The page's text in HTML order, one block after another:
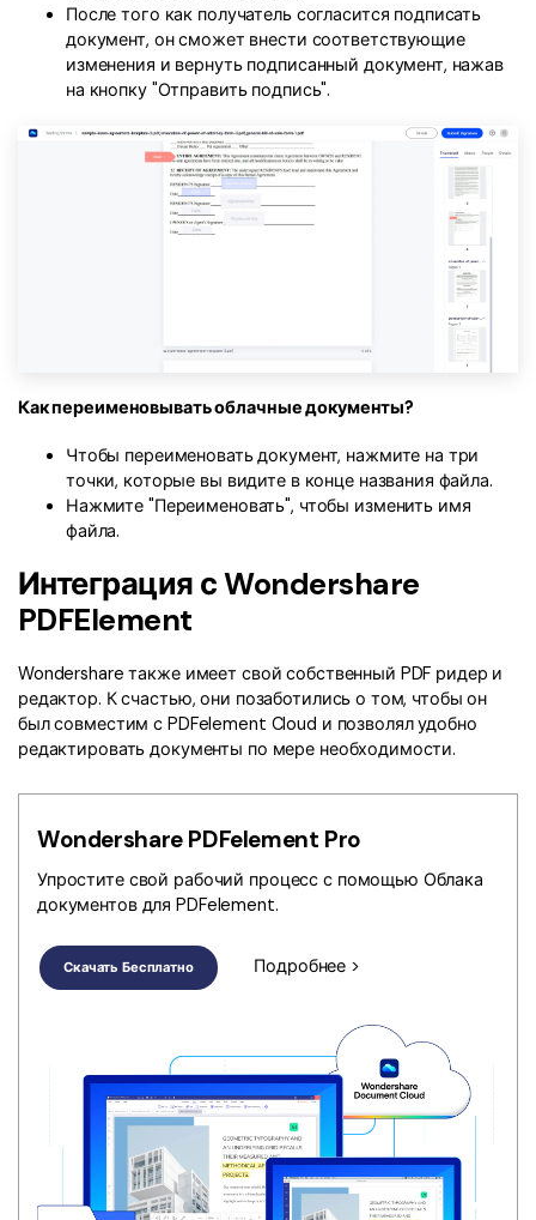
После того как получатель согласится подписать
документ, он сможет внести соответствующие
изменения и вернуть подписанный документ, нажав
на кнопку "Отправить подпись".
Как переименовывать облачные документы?
Чтобы переименовать документ, нажмите на три
точки, которые вы видите в конце названия файла.
Нажмите "Переименовать", чтобы изменить имя
файла.
Интеграция с Wondershare
PDFElement
Wondershare также имеет свой собственный PDF ридер и
редактор. К счастью, они позаботились о том, чтобы он
был совместим с PDFelement Cloud и позволял удобно
редактировать документы по мере необходимости.
Wondershare PDFelement Pro
Упростите свой рабочий процесс с помощью Облака
документов для PDFelement.
Скачать Бесплатно Подробнее >